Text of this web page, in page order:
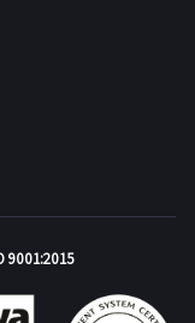
9001:2015